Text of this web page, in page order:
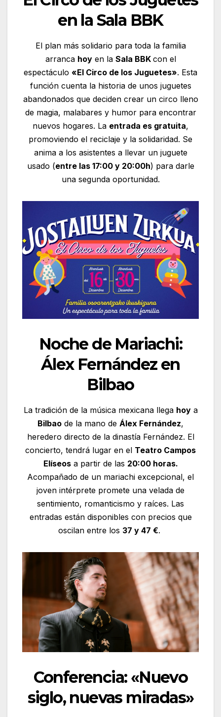
en la Sala BBK
El plan más solidario para toda la familia
arranca hoyen la Sala BBK con el
espectáculo «El Circo de los Juguetes». Esta
función cuenta la historia de unos juguetes
abandonados que deciden crear un circo lleno
de magia, malabares y humor para encontrar
nuevos hogares. La entrada es gratuita,
promoviendo el reciclaje y la solidaridad. Se
anima a los asistentes a llevar un juguete
usado (entre las 17:00 y 20:00h) para darle
una segunda oportunidad.
Noche de Mariachi:
Álex Fernández en
Bilbao
La tradición de la música mexicana llega hoya
Bilbao de la mano de Álex Fernández,
heredero directo de la dinastía Fernández. El
concierto, tendrá lugar en el Teatro Campos
Elíseosa partir de las 20:00 horas.
Acompañado de un mariachi excepcional, el
joven intérprete promete una velada de
sentimiento, romanticismo y raíces. Las
entradas están disponibles con precios que
oscilan entre los 37 y 47 €.
Conferencia: «Nuevo
siglo, nuevas miradas»